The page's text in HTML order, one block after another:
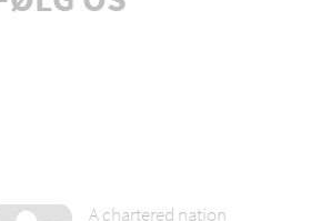
A chartered nation